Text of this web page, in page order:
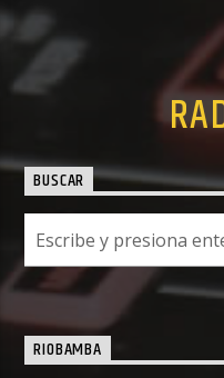
BUSCAR
RIOBAMBA